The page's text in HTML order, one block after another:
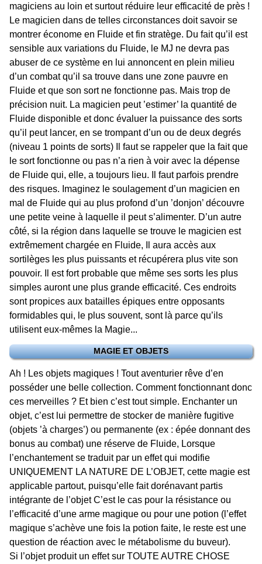
magiciens au loin et surtout réduire leur efficacité de près !
Le magicien dans de telles circonstances doit savoir se
montrer économe en Fluide et fin stratège. Du fait qu’il est
sensible aux variations du Fluide, le MJ ne devra pas
abuser de ce système en lui annoncent en plein milieu
d’un combat qu’il sa trouve dans une zone pauvre en
Fluide et que son sort ne fonctionne pas. Mais trop de
précision nuit. La magicien peut ’estimer’ la quantité de
Fluide disponible et donc évaluer la puissance des sorts
qu’il peut lancer, en se trompant d’un ou de deux degrés
(niveau 1 points de sorts) Il faut se rappeler que la fait que
le sort fonctionne ou pas n’a rien à voir avec la dépense
de Fluide qui, elle, a toujours lieu. Il faut parfois prendre
des risques. Imaginez le soulagement d’un magicien en
mal de Fluide qui au plus profond d’un ’donjon’ découvre
une petite veine à laquelle il peut s’alimenter. D’un autre
côté, si la région dans laquelle se trouve le magicien est
extrêmement chargée en Fluide, Il aura accès aux
sortilèges les plus puissants et récupérera plus vite son
pouvoir. Il est fort probable que même ses sorts les plus
simples auront une plus grande efficacité. Ces endroits
sont propices aux batailles épiques entre opposants
formidables qui, le plus souvent, sont là parce qu’ils
utilisent eux-mêmes la Magie...
MAGIE ET OBJETS
Ah ! Les objets magiques ! Tout aventurier rêve d’en
posséder une belle collection. Comment fonctionnant donc
ces merveilles ? Et bien c’est tout simple. Enchanter un
objet, c’est lui permettre de stocker de manière fugitive
(objets ’à charges’) ou permanente (ex : épée donnant des
bonus au combat) une réserve de Fluide, Lorsque
l’enchantement se traduit par un effet qui modifie
UNIQUEMENT LA NATURE DE L’OBJET, cette magie est
applicable partout, puisqu’elle fait dorénavant partis
intégrante de l’objet C’est le cas pour la résistance ou
l’efficacité d’une arme magique ou pour une potion (l’effet
magique s’achève une fois la potion faite, le reste est une
question de réaction avec le métabolisme du buveur).
Si l’objet produit un effet sur TOUTE AUTRE CHOSE